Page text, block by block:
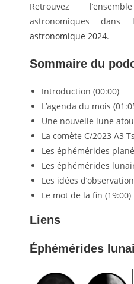
Retrouvez
astronomiques dans
astronomique 2024.
Sommaire du
Introduction (00:00)
L’agenda du mois
Une nouvelle lune
La comète C/2023 A3
Les éphémérides
Les éphémérides
Les idées
Le mot de la fin (19:00)
Liens
Éphémérides